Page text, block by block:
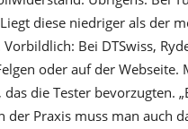
diese niedriger als der
Bei DTSwiss,
oder auf der
die Tester bevorzugten.
Praxis muss man auch